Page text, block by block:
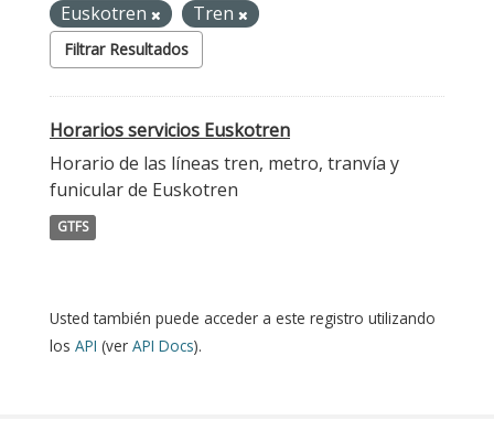
Euskotren
Tren
Filtrar Resultados
Horarios servicios Euskotren
Horario de las líneas tren, metro, tranvía y
funicular de Euskotren
GTFS
Usted también puede acceder a este registro utilizando
los API (ver API Docs).